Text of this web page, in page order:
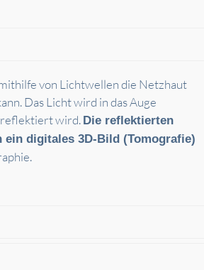
von Lichtwellen die Netzhaut
Das Licht wird in das Auge
reflektiert wird. Die reflektierten
digitales 3D-Bild (Tomografie)